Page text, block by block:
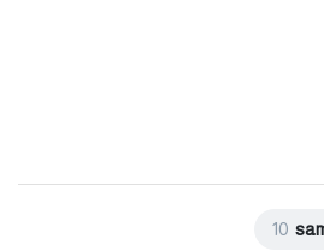
ويجعل كل العناصر الغذائية
العضوية كما يحسن عملية
في ملوحة التربة
10